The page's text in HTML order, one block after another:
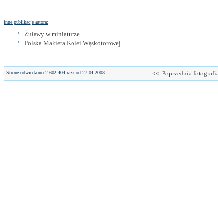
inne publikacje autora:
Żuławy w miniaturze
Polska Makieta Kolei Wąskotorowej
Stronę odwiedzono 2.602.404 razy od 27.04.2008. << Poprzednia